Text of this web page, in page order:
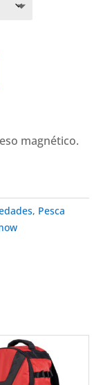
magnético.
, Pesca